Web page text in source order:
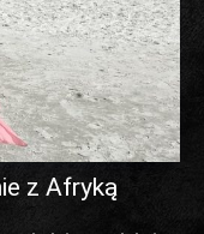
z Afryką